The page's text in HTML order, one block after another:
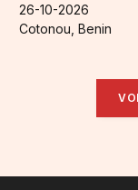
26-10-2026
Cotonou, Benin